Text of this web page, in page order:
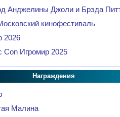
Анджелины Джоли и Брэда
кинофестиваль
2026
Con Игромир 2025
Награждения
Малина